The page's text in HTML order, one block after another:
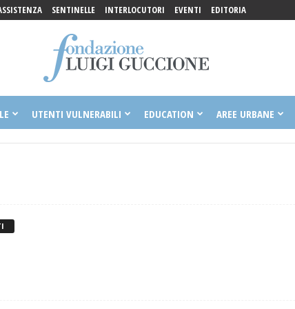
SENTINELLE INTERLOCUTORI EVENTI EDITORIA
UTENTI VULNERABILI EDUCATION AREE URBANE